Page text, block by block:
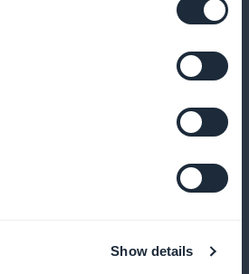
Show details